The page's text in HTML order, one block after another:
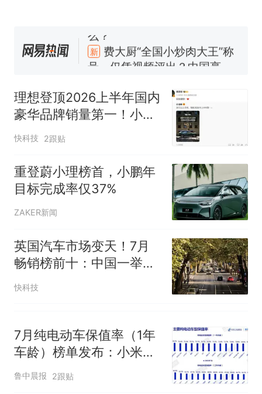
新 费大厨“全国小炒肉大王”称
号，仅凭视频评出？中国烹饪
窝，原地守1天等它长大：挖了
140多朵
美国渔民钓获鲨鱼徒手将其拽
回大海 目击者直呼震惊 （视频
来源：参考消息）
笔试第一被第二名传话劝弃考
惊艳！字都飘起来了 博主在田
间创作“悬浮字” 网友：真·裸眼
制裁瓜子饺子，美国怕什
理想登顶2026上半年国内
豪华品牌销量第一！小米
徐洁云送上祝贺
快科技 2跟贴
重登蔚小理榜首，小鹏年
目标完成率仅37%
ZAKER新闻
英国汽车市场变天！7月
畅销榜前十：中国一举拿
下三席
快科技
7月纯电动车保值率（1年
车龄）榜单发布：小米
SU7、理想MEGA 、极氪
009位居前三，特斯拉、
鲁中晨报 2跟贴